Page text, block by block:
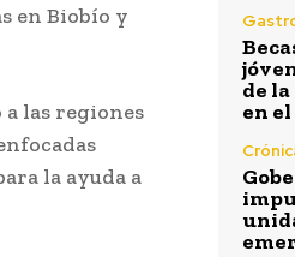
en Biobío y
las regiones
la ayuda a
de
en